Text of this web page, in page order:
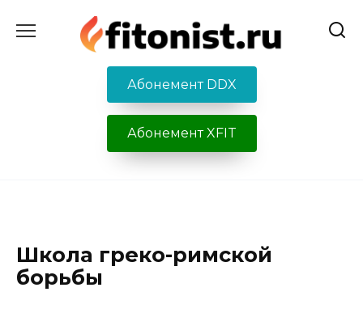
содержанию
Абонемент DDX
Абонемент XFIT
Школа греко-римской
борьбы